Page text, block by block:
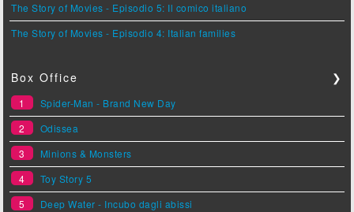
The Story of Movies - Episodio 5: Il comico italiano
The Story of Movies - Episodio 4: Italian families
Box Office ❯
1
Spider-Man - Brand New Day
2
Odissea
3
Minions & Monsters
4
Toy Story 5
5
Deep Water - Incubo dagli abissi